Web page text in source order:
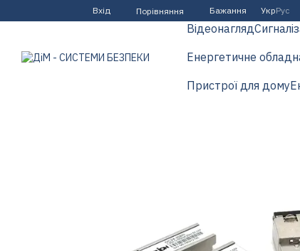
Перейти до основного контенту
Вхід Порівняння Бажання УкрРус
Відеонагляд
Енергетичне
Пристрої для дому